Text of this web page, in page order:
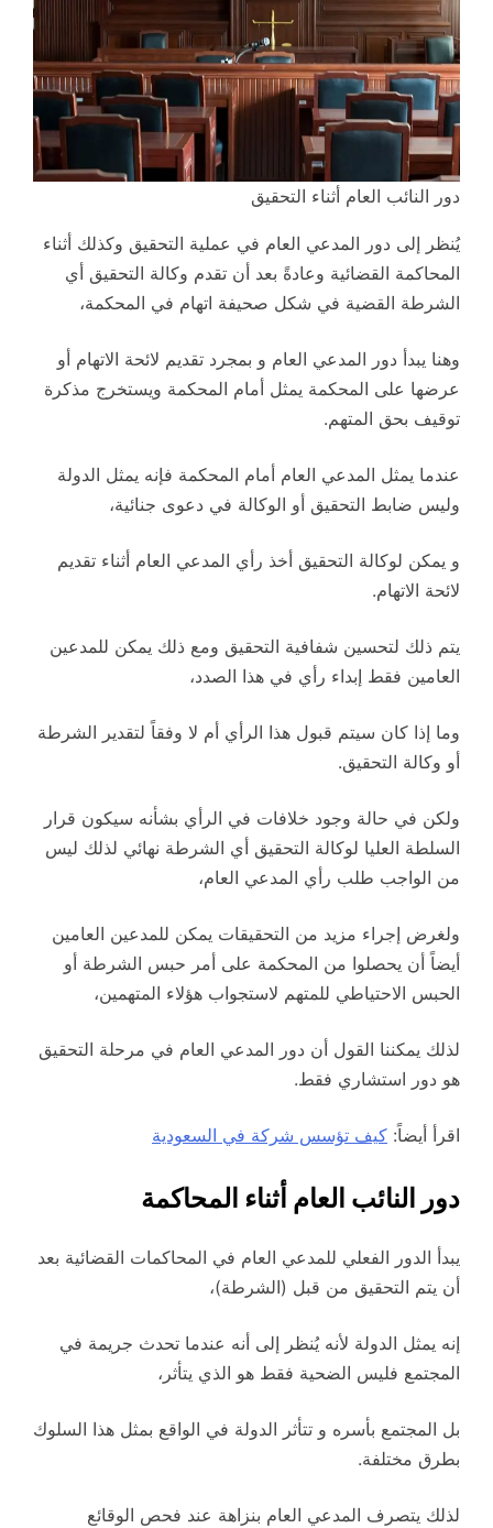
دور النائب العام أثناء التحقيق
يُنظر إلى دور المدعي العام في عملية التحقيق وكذلك أثناء
المحاكمة القضائية وعادةً بعد أن تقدم وكالة التحقيق أي
الشرطة القضية في شكل صحيفة اتهام في المحكمة،
وهنا يبدأ دور المدعي العام و بمجرد تقديم لائحة الاتهام أو
عرضها على المحكمة يمثل أمام المحكمة ويستخرج مذكرة
توقيف بحق المتهم.
عندما يمثل المدعي العام أمام المحكمة فإنه يمثل الدولة
وليس ضابط التحقيق أو الوكالة في دعوى جنائية،
و يمكن لوكالة التحقيق أخذ رأي المدعي العام أثناء تقديم
لائحة الاتهام.
يتم ذلك لتحسين شفافية التحقيق ومع ذلك يمكن للمدعين
العامين فقط إبداء رأي في هذا الصدد،
وما إذا كان سيتم قبول هذا الرأي أم لا وفقاً لتقدير الشرطة
أو وكالة التحقيق.
ولكن في حالة وجود خلافات في الرأي بشأنه سيكون قرار
السلطة العليا لوكالة التحقيق أي الشرطة نهائي لذلك ليس
من الواجب طلب رأي المدعي العام،
ولغرض إجراء مزيد من التحقيقات يمكن للمدعين العامين
أيضاً أن يحصلوا من المحكمة على أمر حبس الشرطة أو
الحبس الاحتياطي للمتهم لاستجواب هؤلاء المتهمين،
لذلك يمكننا القول أن دور المدعي العام في مرحلة التحقيق
هو دور استشاري فقط.
اقرأ أيضاً: كيف تؤسس شركة في السعودية
دور النائب العام أثناء المحاكمة
يبدأ الدور الفعلي للمدعي العام في المحاكمات القضائية بعد
أن يتم التحقيق من قبل (الشرطة)،
إنه يمثل الدولة لأنه يُنظر إلى أنه عندما تحدث جريمة في
المجتمع فليس الضحية فقط هو الذي يتأثر،
بل المجتمع بأسره و تتأثر الدولة في الواقع بمثل هذا السلوك
بطرق مختلفة.
لذلك يتصرف المدعي العام بنزاهة عند فحص الوقائع